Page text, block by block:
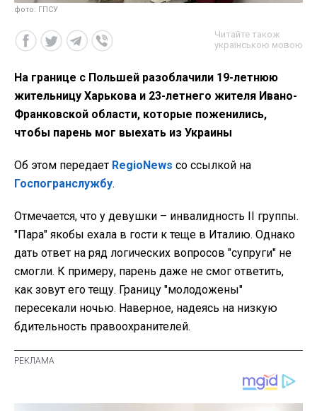
фото: ГПСУ
Читайте також
українською мовою
На границе с Польшей разоблачили 19-летнюю
жительницу Харькова и 23-летнего жителя Ивано-
Франковской области, которые поженились,
чтобы парень мог выехать из Украины
Об этом передает RegioNews со ссылкой на
Госпогранслужбу.
Отмечается, что у девушки – инвалидность II группы.
"Пара" якобы ехала в гости к теще в Италию. Однако
дать ответ на ряд логических вопросов "супруги" не
смогли. К примеру, парень даже не смог ответить,
как зовут его тещу. Границу "молодожены"
пересекали ночью. Наверное, надеясь на низкую
бдительность правоохранителей.